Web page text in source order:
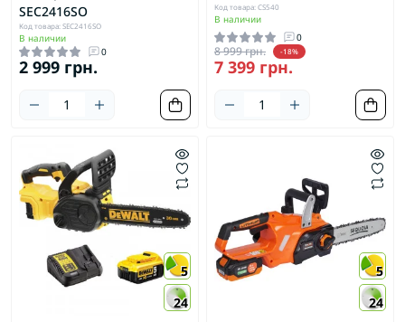
SEC2416SO
Код товара: SEC2416SO
В наличии
0
2 999 грн.
Код товара: CS540
В наличии
0
8 999 грн. -18%
7 399 грн.
5
24
5
24